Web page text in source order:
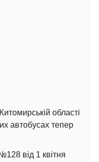
області
автобусах тепер
від 1 квітня